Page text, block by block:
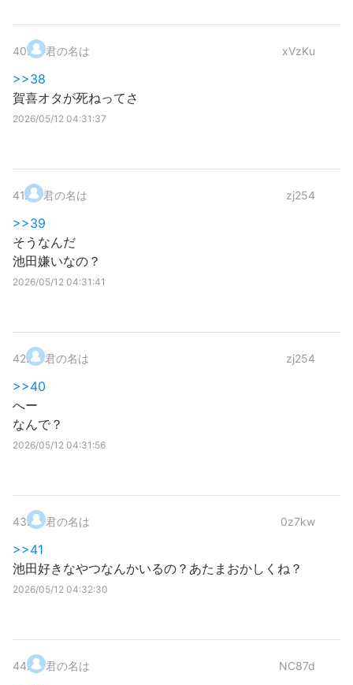
40. 君の名は xVzKu
>>38
賀喜オタが死ねってさ
2026/05/12 04:31:37
41. 君の名は zj254
>>39
そうなんだ
池田嫌いなの？
2026/05/12 04:31:41
42. 君の名は zj254
>>40
へー
なんで？
2026/05/12 04:31:56
43. 君の名は 0z7kw
>>41
池田好きなやつなんかいるの？あたまおかしくね？
2026/05/12 04:32:30
44. 君の名は NC87d